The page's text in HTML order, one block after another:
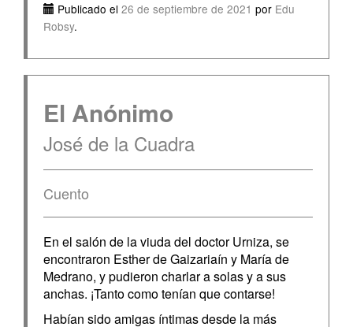
Publicado el 26 de septiembre de 2021 por Edu
Robsy.
El Anónimo
José de la Cuadra
Cuento
En el salón de la viuda del doctor Urniza, se
encontraron Esther de Gaizariaín y María de
Medrano, y pudieron charlar a solas y a sus
anchas. ¡Tanto como tenían que contarse!
Habían sido amigas íntimas desde la más